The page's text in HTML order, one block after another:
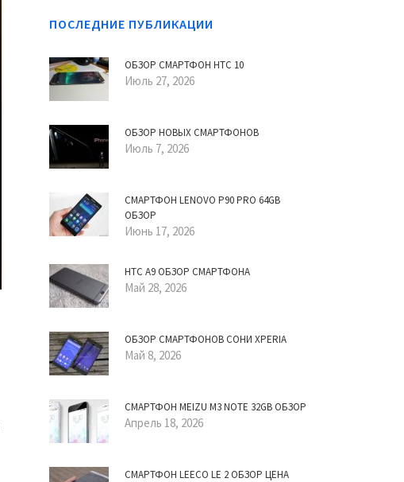
ПОСЛЕДНИЕ ПУБЛИКАЦИИ
ОБЗОР СМАРТФОН HTC 10
Июль 27, 2026
ОБЗОР НОВЫХ СМАРТФОНОВ
Июль 7, 2026
СМАРТФОН LENOVO P90 PRO 64GB
ОБЗОР
Июнь 17, 2026
HTC A9 ОБЗОР СМАРТФОНА
Май 28, 2026
ОБЗОР СМАРТФОНОВ СОНИ XPERIA
Май 8, 2026
СМАРТФОН MEIZU M3 NOTE 32GB ОБЗОР
Апрель 18, 2026
СМАРТФОН LEECO LE 2 ОБЗОР ЦЕНА